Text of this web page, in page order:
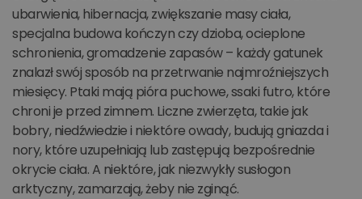
ubarwienia, hibernacja, zwiększanie masy ciała,
specjalna budowa kończyn czy dzioba, ocieplone
schronienia, gromadzenie zapasów – każdy gatunek
znalazł swój sposób na przetrwanie najmroźniejszych
miesięcy. Ptaki mają pióra puchowe, ssaki futro, które
chroni je przed zimnem. Liczne zwierzęta, takie jak
bobry, niedźwiedzie i niektóre owady, budują gniazda i
nory, które uzupełniają lub zastępują bezpośrednie
okrycie ciała. A niektóre, jak niezwykły susłogon
arktyczny, zamarzają, żeby nie zginąć.